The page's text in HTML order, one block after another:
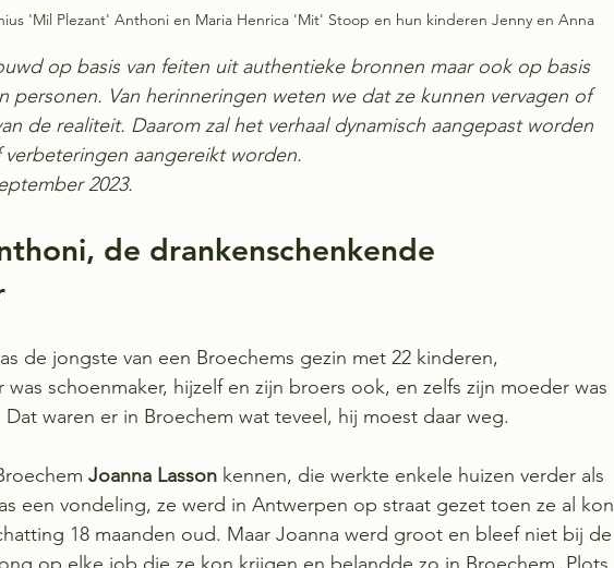
'Mil Plezant' Anthoni en Maria Henrica 'Mit' Stoop en hun kinderen Jenny en Anna
op basis van feiten uit authentieke bronnen maar ook op basis
personen. Van herinneringen weten we dat ze kunnen vervagen of
de realiteit. Daarom zal het verhaal dynamisch aangepast worden
verbeteringen aangereikt worden.
2023.
de drankenschenkende
de jongste van een Broechems gezin met 22 kinderen,
schoenmaker, hijzelf en zijn broers ook, en zelfs zijn moeder was
Dat waren er in Broechem wat teveel, hij moest daar weg.
Joanna Lasson kennen, die werkte enkele huizen verder als
een vondeling, ze werd in Antwerpen op straat gezet toen ze al kon
18 maanden oud. Maar Joanna werd groot en bleef niet bij de